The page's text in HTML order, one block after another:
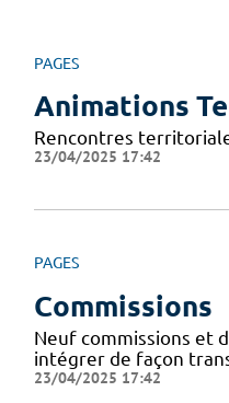
PAGES
Animations
Rencontres
23/04/2025 17:42
PAGES
Commissions
Neuf commissions et
intégrer de façon
23/04/2025 17:42